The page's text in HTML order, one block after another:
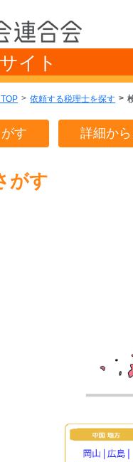
イト
依頼する税理士を探す
す 詳細か
がす